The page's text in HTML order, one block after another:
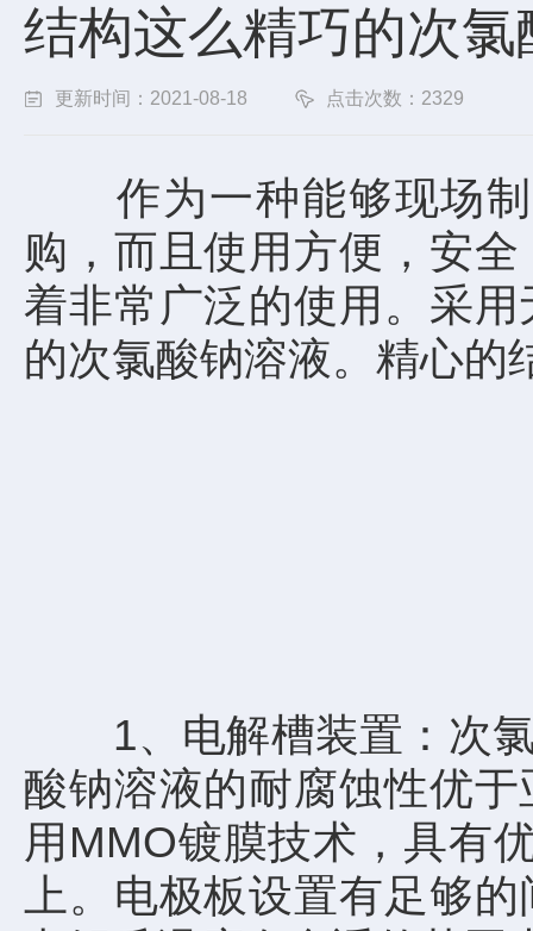
结构这么精巧的次
更新时间：2021-08-18 点击次数：2329
作为一种能够现场制
购，而且使用方便，安
着非常广泛的使用。采
的次氯酸钠溶液。精心的
1、电解槽装置：次氯
酸钠溶液的耐腐蚀性优
用MMO镀膜技术，具有
上。电极板设置有足够